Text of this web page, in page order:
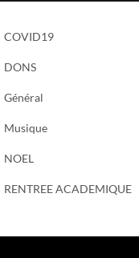
COVID19
DONS
Général
Musique
NOEL
RENTREE ACADEMIQUE